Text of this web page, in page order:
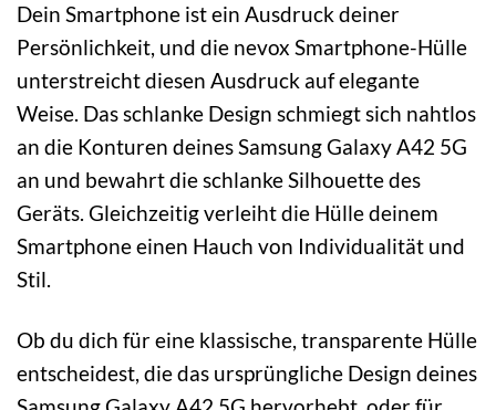
Dein Smartphone ist ein Ausdruck deiner
Persönlichkeit, und die nevox Smartphone-Hülle
unterstreicht diesen Ausdruck auf elegante
Weise. Das schlanke Design schmiegt sich nahtlos
an die Konturen deines Samsung Galaxy A42 5G
an und bewahrt die schlanke Silhouette des
Geräts. Gleichzeitig verleiht die Hülle deinem
Smartphone einen Hauch von Individualität und
Stil.
Ob du dich für eine klassische, transparente Hülle
entscheidest, die das ursprüngliche Design deines